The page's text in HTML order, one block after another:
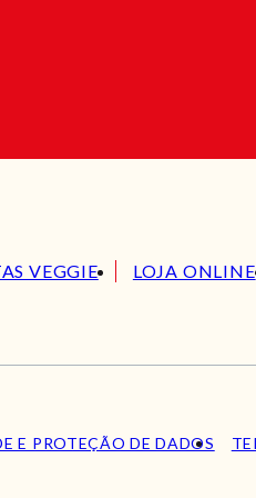
VEGGIE LOJA ONLINE
E PROTEÇÃO DE DADOS